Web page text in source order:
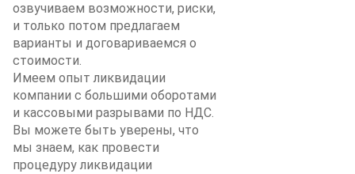
озвучиваем возможности, риски,
и только потом предлагаем
варианты и договариваемся о
стоимости.
Имеем опыт ликвидации
компании с большими оборотами
и кассовыми разрывами по НДС.
Вы можете быть уверены, что
мы знаем, как провести
процедуру ликвидации